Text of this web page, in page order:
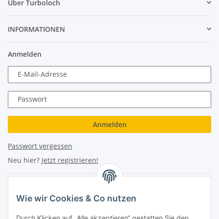
Über Turboloch
INFORMATIONEN
Anmelden
E-Mail-Adresse
Passwort
Anmelden
Passwort vergessen
Neu hier? Jetzt registrieren!
Hauptplatz 4
Wie wir Cookies & Co nutzen